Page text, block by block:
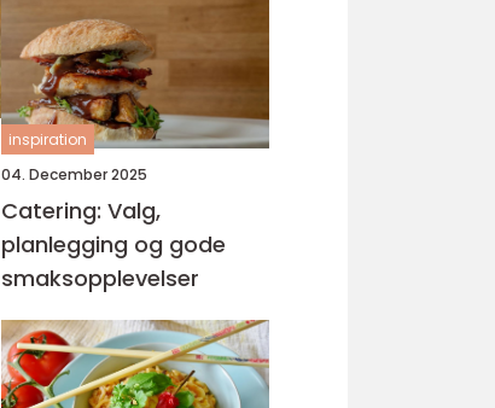
inspiration
04. December 2025
Catering: Valg,
planlegging og gode
smaksopplevelser